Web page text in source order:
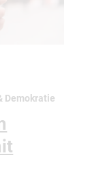
Demokratie